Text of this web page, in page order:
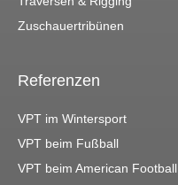
Zuschauertribünen
Referenzen
VPT im Wintersport
VPT beim Fußball
VPT beim American Football